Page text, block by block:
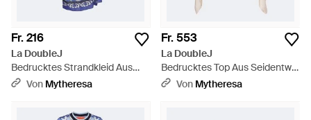
Fr. 216
La DoubleJ
Bedrucktes Strandkleid Aus
Baumwolle - Blau
Von Mytheresa
Fr. 553
La DoubleJ
Bedrucktes Top Aus Seidentwill
- Mettallic
Von Mytheresa